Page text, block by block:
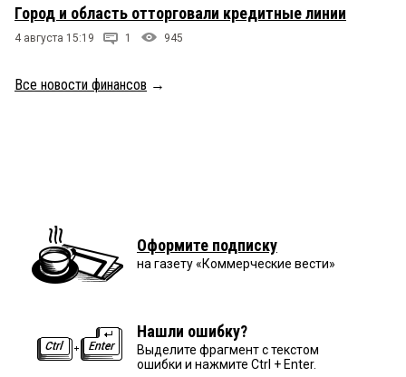
Город и область отторговали кредитные линии
4 августа 15:19 1 945
Все новости финансов →
Оформите подписку
на газету «Коммерческие вести»
Нашли ошибку?
Выделите фрагмент с текстом
ошибки и нажмите Ctrl + Enter.